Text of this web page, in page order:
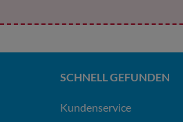
SCHNELL GEFUNDEN
Kundenservice